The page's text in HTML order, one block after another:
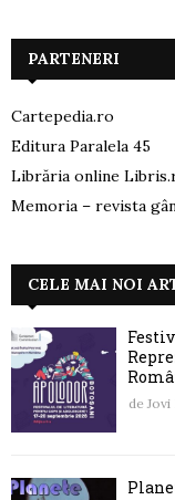
PARTENERI
Cartepedia.ro
Editura Paralela 45
Librăria online
Memoria – revista
CELE MAI NOI
de Jovi